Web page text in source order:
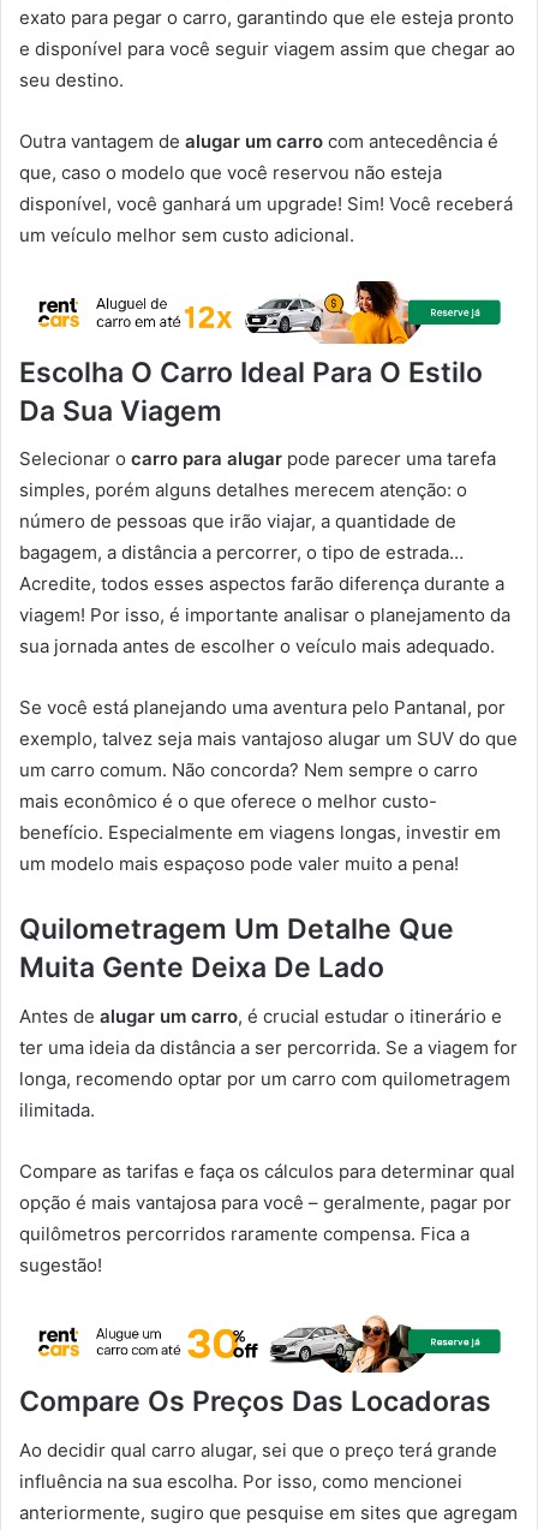
exato para pegar o carro, garantindo que ele esteja pronto
e disponível para você seguir viagem assim que chegar ao
seu destino.
Outra vantagem de alugar um carro com antecedência é
que, caso o modelo que você reservou não esteja
disponível, você ganhará um upgrade! Sim! Você receberá
um veículo melhor sem custo adicional.
Escolha O Carro Ideal Para O Estilo
Da Sua Viagem
Selecionar o carro para alugar pode parecer uma tarefa
simples, porém alguns detalhes merecem atenção: o
número de pessoas que irão viajar, a quantidade de
bagagem, a distância a percorrer, o tipo de estrada…
Acredite, todos esses aspectos farão diferença durante a
viagem! Por isso, é importante analisar o planejamento da
sua jornada antes de escolher o veículo mais adequado.
Se você está planejando uma aventura pelo Pantanal, por
exemplo, talvez seja mais vantajoso alugar um SUV do que
um carro comum. Não concorda? Nem sempre o carro
mais econômico é o que oferece o melhor custo-
benefício. Especialmente em viagens longas, investir em
um modelo mais espaçoso pode valer muito a pena!
Quilometragem Um Detalhe Que
Muita Gente Deixa De Lado
Antes de alugar um carro, é crucial estudar o itinerário e
ter uma ideia da distância a ser percorrida. Se a viagem for
longa, recomendo optar por um carro com quilometragem
ilimitada.
Compare as tarifas e faça os cálculos para determinar qual
opção é mais vantajosa para você – geralmente, pagar por
quilômetros percorridos raramente compensa. Fica a
sugestão!
Compare Os Preços Das Locadoras
Ao decidir qual carro alugar, sei que o preço terá grande
influência na sua escolha. Por isso, como mencionei
anteriormente, sugiro que pesquise em sites que agregam